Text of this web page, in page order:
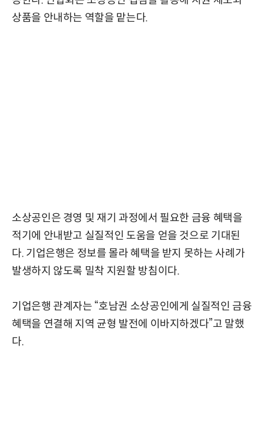
상품을 안내하는 역할을 맡는다.
소상공인은 경영 및 재기 과정에서 필요한 금융 혜택을
적기에 안내받고 실질적인 도움을 얻을 것으로 기대된
다. 기업은행은 정보를 몰라 혜택을 받지 못하는 사례가
발생하지 않도록 밀착 지원할 방침이다.
기업은행 관계자는 “호남권 소상공인에게 실질적인 금융
혜택을 연결해 지역 균형 발전에 이바지하겠다”고 말했
다.